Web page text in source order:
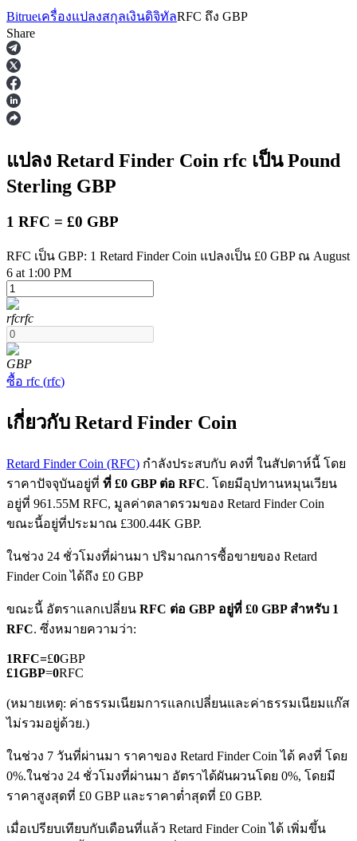
ฟิวเจอร์ส
ฟิวเจอร์ส COIN-M
ฟิวเจอร์สสกุลเงินดิจิทัล
TradFi
อนุพันธ์ของหุ้น ฟอเร็กซ์ โลหะมีค่า และสินค้าโภคภัณฑ์
ฟิวเจอร์ส USDC
Bitrueเครื่องแปลงสกุลเงินดิจิทัลRFC ถึง GBP
Share
แปลง Retard Finder Coin rfc เป็น Pound
Sterling GBP
1 RFC = £0 GBP
RFC เป็น GBP: 1 Retard Finder Coin แปลงเป็น £0 GBP ณ August
6 at 1:00 PM
rfcrfc
GBP
ซื้อ rfc (rfc)
เกี่ยวกับ Retard Finder Coin
Retard Finder Coin (RFC) กำลังประสบกับ คงที่ ในสัปดาห์นี้ โดย
ราคาปัจจุบันอยู่ที่ ที่ £0 GBP ต่อ RFC. โดยมีอุปทานหมุนเวียน
อยู่ที่ 961.55M RFC, มูลค่าตลาดรวมของ Retard Finder Coin
ขณะนี้อยู่ที่ประมาณ £300.44K GBP.
ในช่วง 24 ชั่วโมงที่ผ่านมา ปริมาณการซื้อขายของ Retard
Finder Coin ได้ถึง £0 GBP
ขณะนี้ อัตราแลกเปลี่ยน RFC ต่อ GBP อยู่ที่ £0 GBP สำหรับ 1
RFC. ซึ่งหมายความว่า:
1RFC=£0GBP
£1GBP=0RFC
(หมายเหตุ: ค่าธรรมเนียมการแลกเปลี่ยนและค่าธรรมเนียมแก๊ส
ไม่รวมอยู่ด้วย.)
ในช่วง 7 วันที่ผ่านมา ราคาของ Retard Finder Coin ได้ คงที่ โดย
0%.ในช่วง 24 ชั่วโมงที่ผ่านมา อัตราได้ผันผวนโดย 0%, โดยมี
ราคาสูงสุดที่ £0 GBP และราคาต่ำสุดที่ £0 GBP.
เมื่อเปรียบเทียบกับเดือนที่แล้ว Retard Finder Coin ได้ เพิ่มขึ้น